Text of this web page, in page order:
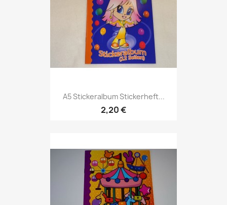
A5 Stickeralbum Stickerheft...
2,20 €